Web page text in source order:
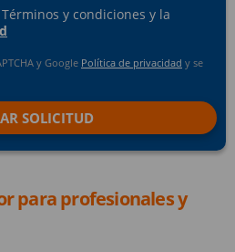
y condiciones y la
y Google Política de privacidad y se
para profesionales y